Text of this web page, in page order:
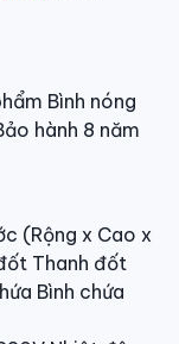
Bình nóng
hành 8 năm
(Rộng x Cao x
Thanh đốt
Bình chứa